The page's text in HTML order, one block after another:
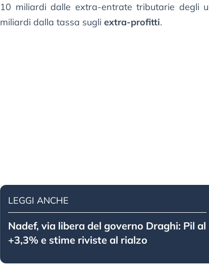
10 miliardi dalle extra-entrate tributarie degli
miliardi dalla tassa sugli extra-profitti.
LEGGI ANCHE
Nadef, via libera del governo Draghi: Pil al
+3,3% e stime riviste al rialzo